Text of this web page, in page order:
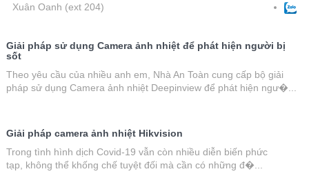
Xuân Oanh (ext 204)
Giải pháp sử dụng Camera ảnh nhiệt để phát hiện người bị
sốt
Theo yêu cầu của nhiều anh em, Nhà An Toàn cung cấp bộ giải
pháp sử dụng Camera ảnh nhiệt Deepinview để phát hiện ngư�...
Giải pháp camera ảnh nhiệt Hikvision
Trong tình hình dịch Covid-19 vẫn còn nhiều diễn biến phức
tạp, không thể khống chế tuyệt đối mà cần có những đ�...